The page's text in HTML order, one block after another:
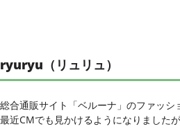
ryuryu（リュリュ）
総合通販サイト「ベルーナ」のファッ
最近CMでも見かけるようになりました